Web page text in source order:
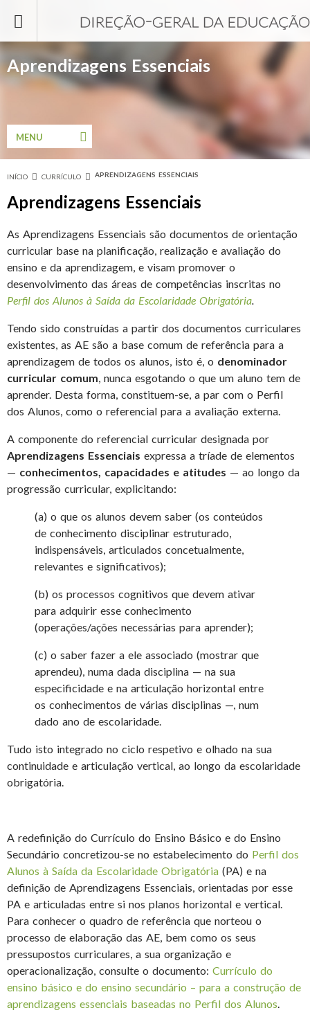
Aprendizagens Essenciais
Está aqui
INÍCIO CURRÍCULO APRENDIZAGENS ESSENCIAIS
Aprendizagens Essenciais
As Aprendizagens Essenciais são documentos de orientação
curricular base na planificação, realização e avaliação do
ensino e da aprendizagem, e visam promover o
desenvolvimento das áreas de competências inscritas no
Perfil dos Alunos à Saída da Escolaridade Obrigatória.
Tendo sido construídas a partir dos documentos curriculares
existentes, as AE são a base comum de referência para a
aprendizagem de todos os alunos, isto é, o denominador
curricular comum, nunca esgotando o que um aluno tem de
aprender. Desta forma, constituem-se, a par com o Perfil
dos Alunos, como o referencial para a avaliação externa.
A componente do referencial curricular designada por
Aprendizagens Essenciais expressa a tríade de elementos
— conhecimentos, capacidades e atitudes — ao longo da
progressão curricular, explicitando:
(a) o que os alunos devem saber (os conteúdos
de conhecimento disciplinar estruturado,
indispensáveis, articulados concetualmente,
relevantes e significativos);
(b) os processos cognitivos que devem ativar
para adquirir esse conhecimento
(operações/ações necessárias para aprender);
(c) o saber fazer a ele associado (mostrar que
aprendeu), numa dada disciplina — na sua
especificidade e na articulação horizontal entre
os conhecimentos de várias disciplinas —, num
dado ano de escolaridade.
Tudo isto integrado no ciclo respetivo e olhado na sua
continuidade e articulação vertical, ao longo da escolaridade
obrigatória.
A redefinição do Currículo do Ensino Básico e do Ensino
Secundário concretizou-se no estabelecimento do Perfil dos
Alunos à Saída da Escolaridade Obrigatória (PA) e na
definição de Aprendizagens Essenciais, orientadas por esse
PA e articuladas entre si nos planos horizontal e vertical.
Para conhecer o quadro de referência que norteou o
processo de elaboração das AE, bem como os seus
pressupostos curriculares, a sua organização e
operacionalização, consulte o documento: Currículo do
ensino básico e do ensino secundário – para a construção de
aprendizagens essenciais baseadas no Perfil dos Alunos.
MENU